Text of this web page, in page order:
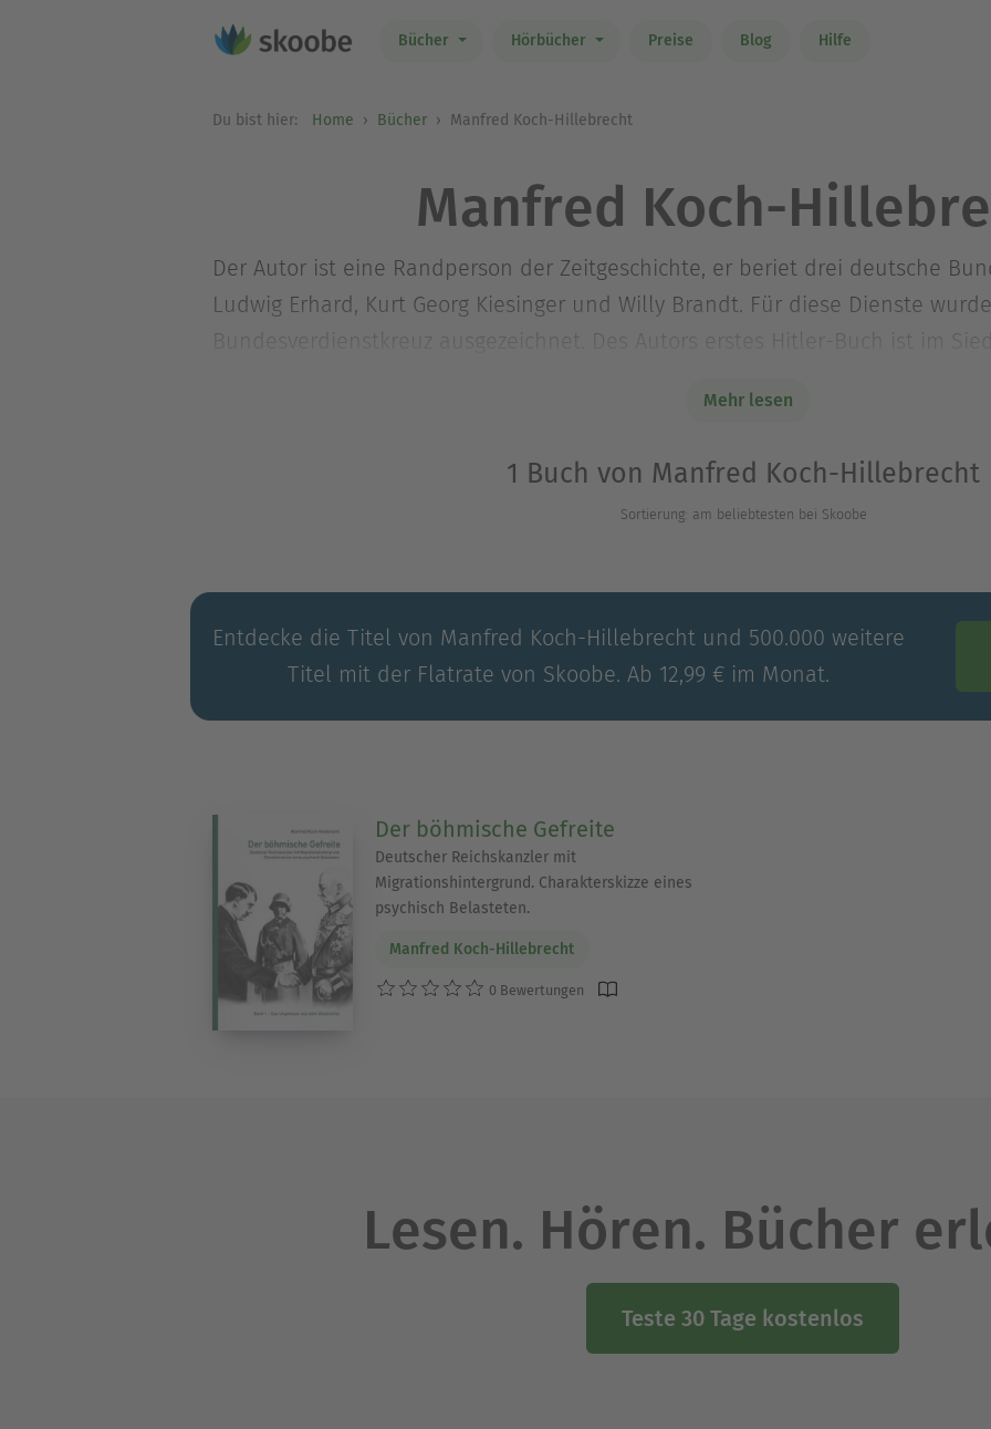
Bücher Hörbücher Preise Blog Hilfe
Du bist hier: Home Bücher Manfred Koch-Hillebrecht
Manfred Koch-
Der Autor ist eine Randperson der Zeitgeschichte, er beriet drei deutsche
Ludwig Erhard, Kurt Georg Kiesinger und Willy Brandt. Für diese Dienste
Bundesverdienstkreuz ausgezeichnet. Des Autors erstes Hitler-Buch ist im
Diktators. Weitere Angaben über den Autor bei Wikipedia.
Mehr lesen
1 Buch von Manfred Koch-Hillebrecht
Sortierung: am beliebtesten bei Skoobe
Entdecke die Titel von Manfred Koch-Hillebrecht und 500.000 weitere
Titel mit der Flatrate von Skoobe. Ab 12,99 € im Monat.
Der böhmische Gefreite
Deutscher Reichskanzler mit
Migrationshintergrund. Charakterskizze eines
psychisch Belasteten.
Manfred Koch-Hillebrecht
0 Bewertungen
Lesen. Hören. Bücher
Teste 30 Tage kostenlos